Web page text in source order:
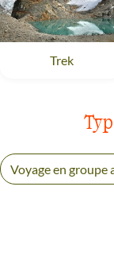
TrekChili
Voyage en groupe